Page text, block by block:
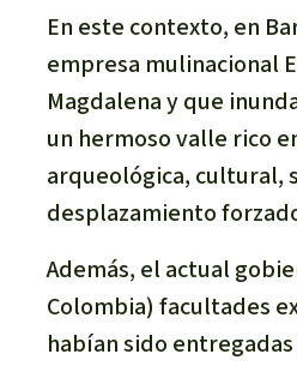
En este contexto, en
empresa mulinacional
Magdalena y que
un hermoso valle rico
arqueológica, cultural,
desplazamiento
Además, el actual
Colombia) facultades
habían sido